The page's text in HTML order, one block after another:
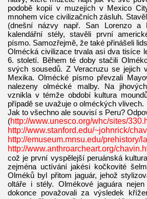
podobě kopií v muzejích v Mexico
mnohem více civilizačních zásluh.
(dnešní názvy např. San Lorenzo a
kalendářní stély, stavěli první
písmo. Samozřejmě, že také přinášeli
Olmécká civilizace trvala asi dva tisíce
6. století. Během té doby stačili
svých sousedů. Z Veracruzu se jejich
Mexika. Olmécké písmo převzali
nalezeny olmécké malby. Na
vznikla v témže období kultura
případě se uvažuje o olméckých vlivech.
Jak to všechno ale souvisí s Peru?
(http://www.unesco.org/whc/sites/
http://www.stanford.edu/~johnrick/
http://emuseum.mnsu.edu/prehistory/
http://www.anthroarcheart.org/
což je první vyspělejší peruánská
zejména uctívání jakési kočkovité
Olméků byl přitom jaguár, jehož
oltáře i stély. Olmékové jaguára
dokonce považovali za výsledek